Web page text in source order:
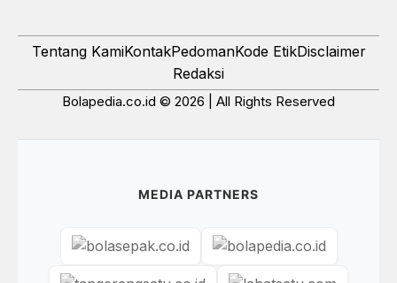
Tentang KamiKontakPedomanKode EtikDisclaimer
Redaksi
Bolapedia.co.id © 2026 | All Rights Reserved
MEDIA PARTNERS